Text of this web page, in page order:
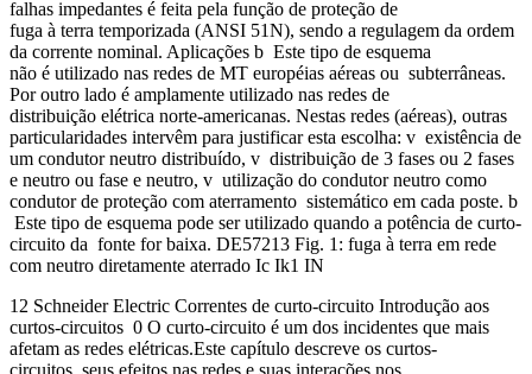
falhas impedantes é feita pela função de proteção de
fuga à terra temporizada (ANSI 51N), sendo a regulagem da ordem
da corrente nominal. Aplicações b Este tipo de esquema
não é utilizado nas redes de MT européias aéreas ou subterrâneas.
Por outro lado é amplamente utilizado nas redes de
distribuição elétrica norte-americanas. Nestas redes (aéreas), outras
particularidades intervêm para justificar esta escolha: v existência de
um condutor neutro distribuído, v distribuição de 3 fases ou 2 fases
e neutro ou fase e neutro, v utilização do condutor neutro como
condutor de proteção com aterramento sistemático em cada poste. b
Este tipo de esquema pode ser utilizado quando a potência de curto-
circuito da fonte for baixa. DE57213 Fig. 1: fuga à terra em rede
com neutro diretamente aterrado Ic Ik1 IN
12 Schneider Electric Correntes de curto-circuito Introdução aos
curtos-circuitos 0 O curto-circuito é um dos incidentes que mais
afetam as redes elétricas.Este capítulo descreve os curtos-